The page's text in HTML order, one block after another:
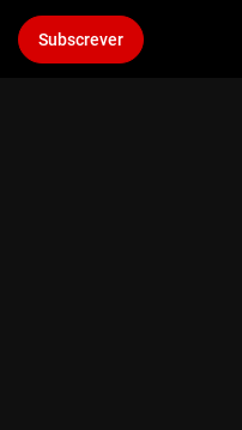
Subscrever